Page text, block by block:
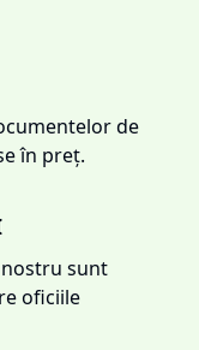
de
în preț.
sunt
oficiile